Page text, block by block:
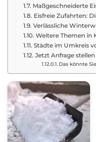
Maßgeschneiderte
Eisfreie Zufahrten:
Verlässliche
Weitere Themen in
Städte im Umkreis
Jetzt Anfrage stellen
Das könnte